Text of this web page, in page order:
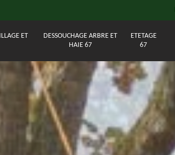
ET
DESSOUCHAGE ARBRE ET
HAIE 67
ETETAGE
67